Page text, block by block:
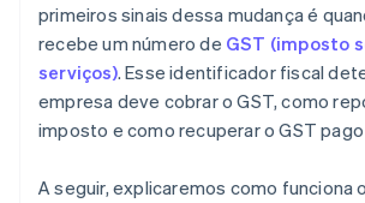
primeiros sinais dessa mudança é
recebe um número de GST (imposto
serviços). Esse identificador fiscal
empresa deve cobrar o GST, como
imposto e como recuperar o GST
A seguir, explicaremos como funciona